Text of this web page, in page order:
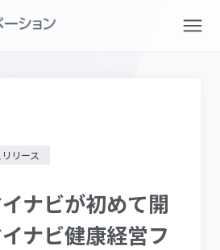
リース
ナビが初めて開
ナビ健康経営フ